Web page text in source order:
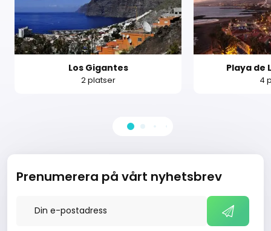
Los Gigantes
2 platser
Playa de
4
Prenumerera på vårt nyhetsbrev